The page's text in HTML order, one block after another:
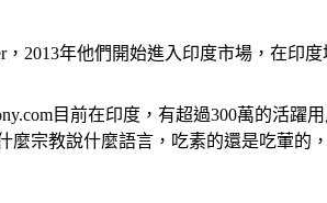
2013年他們開始進入印度市場，在
目前在印度，有超過300萬的活
宗教說什麼語言，吃素的還是吃葷